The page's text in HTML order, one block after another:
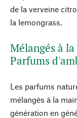
de la verveine
la lemongrass.
Mélangés à
Parfums
Les parfums
mélangés à la
génération en